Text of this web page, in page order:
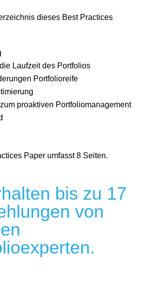
dieses Best Practices
Laufzeit des Portfolios
Portfolioreife
proaktiven Portfoliomanagement
Paper umfasst 8 Seiten.
bis zu 17
von